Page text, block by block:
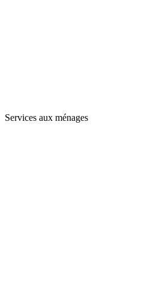
Services aux ménages